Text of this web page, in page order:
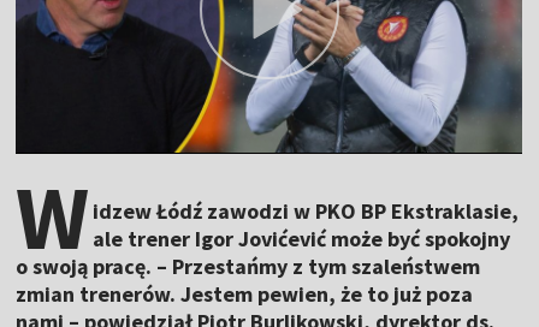
W idzew Łódź zawodzi w PKO BP Ekstraklasie,
ale trener Igor Jovićević może być spokojny
o swoją pracę. – Przestańmy z tym szaleństwem
zmian trenerów. Jestem pewien, że to już poza